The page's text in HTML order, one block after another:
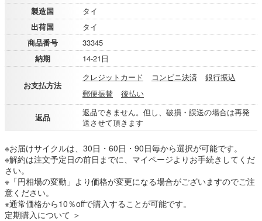
製造国
タイ
出荷国
タイ
商品番号
33345
納期
14-21日
お支払方法
クレジットカード コンビニ決済
銀行振込
郵便振替
後払い
返品
返品できません。但し、破損・誤送の場合は再発
送させて頂きます
※お届けサイクルは、30日・60日・90日毎から選択が可能です。
※解約は注文予定日の前日までに、マイページよりお手続きしてくだ
さい。
※「円相場の変動」より価格が変更になる場合がございますのでご注
意ください。
※通常価格から10％offで購入することが可能です。
定期購入について ＞